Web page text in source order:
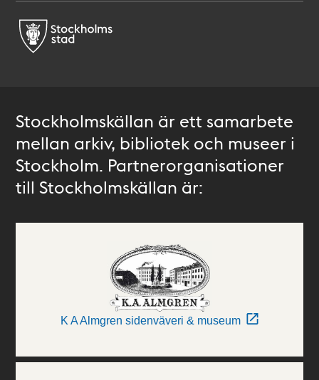
Stockholmskällan är ett samarbete
mellan arkiv, bibliotek och museer i
Stockholm. Partnerorganisationer
till Stockholmskällan är:
K A Almgren sidenväveri & museum